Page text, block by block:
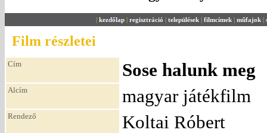
| kezdőlap | regisztráció | települések | filmcímek | műfajok |
Film részletei
Cím Sose halunk meg
Alcím magyar játékfilm
Rendező Koltai Róbert